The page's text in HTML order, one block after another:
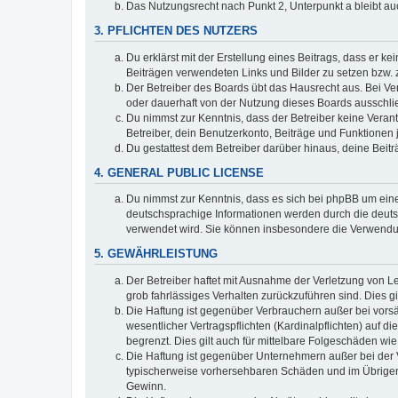
Das Nutzungsrecht nach Punkt 2, Unterpunkt a bleibt
3. PFLICHTEN DES NUTZERS
Du erklärst mit der Erstellung eines Beitrags, dass er
Beiträgen verwendeten Links und Bilder zu setzen bzw.
Der Betreiber des Boards übt das Hausrecht aus. Bei
oder dauerhaft von der Nutzung dieses Boards
Du nimmst zur Kenntnis, dass der Betreiber keine
Betreiber, dein Benutzerkonto, Beiträge und
Du gestattest dem Betreiber darüber hinaus, deine
4. GENERAL PUBLIC LICENSE
Du nimmst zur Kenntnis, dass es sich bei phpBB um
deutschsprachige Informationen werden durch die
verwendet wird. Sie können insbesondere die
5. GEWÄHRLEISTUNG
Der Betreiber haftet mit Ausnahme der Verletzung von
grob fahrlässiges Verhalten zurückzuführen sind. Dies
Die Haftung ist gegenüber Verbrauchern außer bei
wesentlicher Vertragspflichten (Kardinalpflichten) auf
begrenzt. Dies gilt auch für mittelbare Folgeschäden
Die Haftung ist gegenüber Unternehmern außer bei
typischerweise vorhersehbaren Schäden und im
Gewinn.